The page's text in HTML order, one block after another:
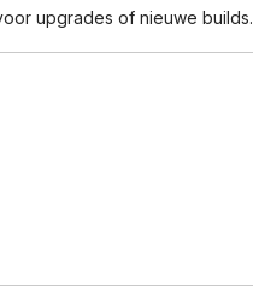
upgrades of nieuwe builds.